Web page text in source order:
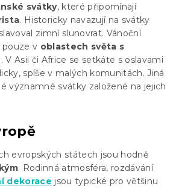
svátky, které připomínají
. Historicky navazují na svátky
zimní slunovrat. Vánoční
pouze v oblastech světa s
. V Asii či Africe se setkáte s oslavami
spíše v malých komunitách. Jiná
významné svátky založené na jejich
evropských státech jsou hodně
. Rodinná atmosféra, rozdávání
dekorace jsou typické pro většinu